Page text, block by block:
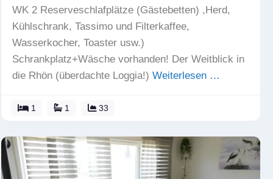
WK 2 Reserveschlafplätze (Gästebetten) ,Herd,
Kühlschrank, Tassimo und Filterkaffee,
Wasserkocher, Toaster usw.)
Schrankplatz+Wäsche vorhanden! Der Weitblick in
die Rhön (überdachte Loggia!) Weiterlesen …
1 1 33